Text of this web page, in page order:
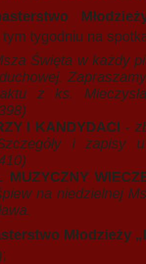
tygodniu na
Święta w każdy
z ks.
I KANDYDACI -
i zapisy
MUZYCZNY
na niedzielnej
Młodzieży